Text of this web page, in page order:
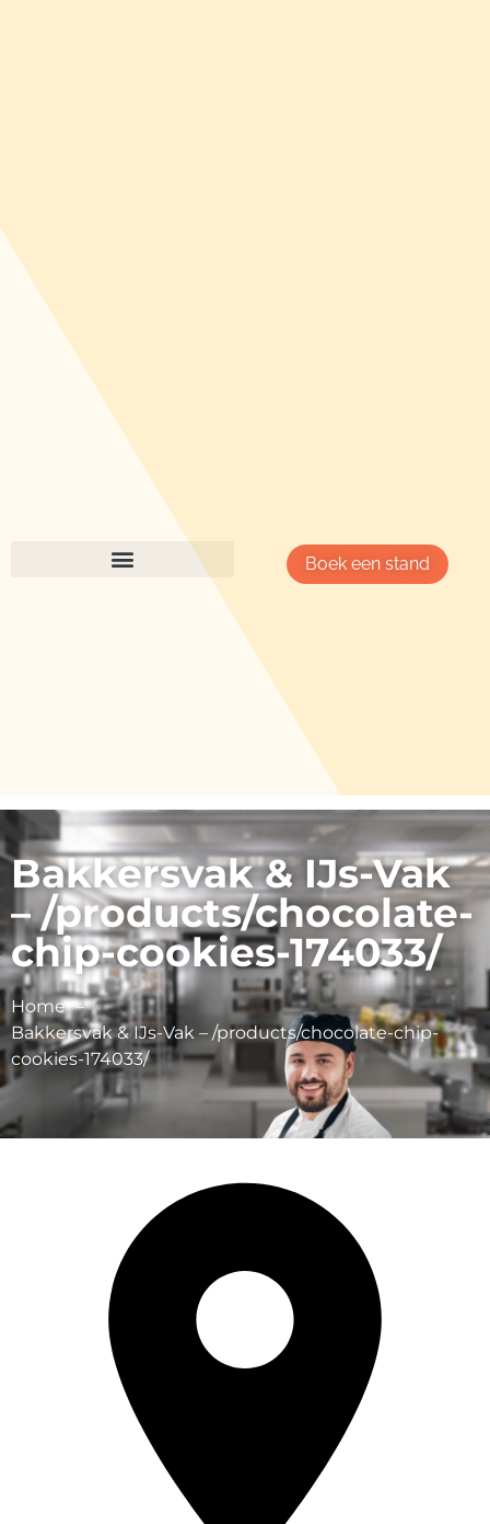
Boek een stand
Bakkersvak & IJs-Vak
– /products/chocolate-
chip-cookies-174033/
Home
Bakkersvak & IJs-Vak – /products/chocolate-chip-
cookies-174033/
Veldt Cookies & Crackers